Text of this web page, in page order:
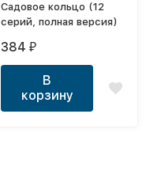
Садовое кольцо (12
серий, полная версия)
384 ₽
В
корзину